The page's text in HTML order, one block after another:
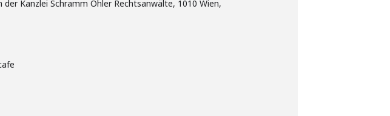
Kanzlei Schramm Öhler Rechtsanwälte, 1010 Wien,